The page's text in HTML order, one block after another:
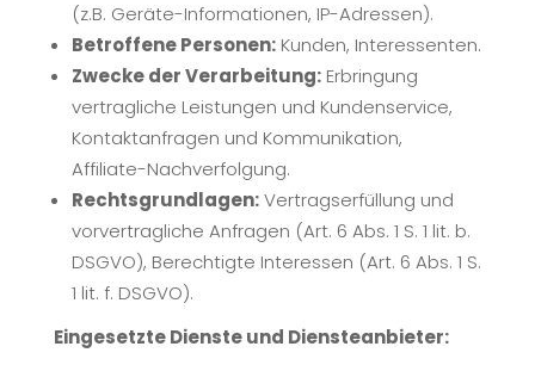
(z.B. Geräte-Informationen, IP-Adressen).
Betroffene Personen:Kunden, Interessenten.
Zwecke der Verarbeitung:Erbringung
vertragliche Leistungen und Kundenservice,
Kontaktanfragen und Kommunikation,
Affiliate-Nachverfolgung.
Rechtsgrundlagen:Vertragserfüllung und
vorvertragliche Anfragen (Art. 6 Abs. 1 S. 1 lit. b.
DSGVO), Berechtigte Interessen (Art. 6 Abs. 1 S.
1 lit. f. DSGVO).
Eingesetzte Dienste und Diensteanbieter: